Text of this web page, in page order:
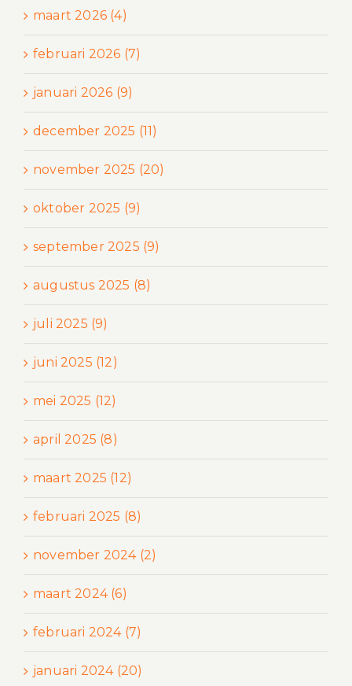
maart 2026 (4)
februari 2026 (7)
januari 2026 (9)
december 2025 (11)
november 2025 (20)
oktober 2025 (9)
september 2025 (9)
augustus 2025 (8)
juli 2025 (9)
juni 2025 (12)
mei 2025 (12)
april 2025 (8)
maart 2025 (12)
februari 2025 (8)
november 2024 (2)
maart 2024 (6)
februari 2024 (7)
januari 2024 (20)